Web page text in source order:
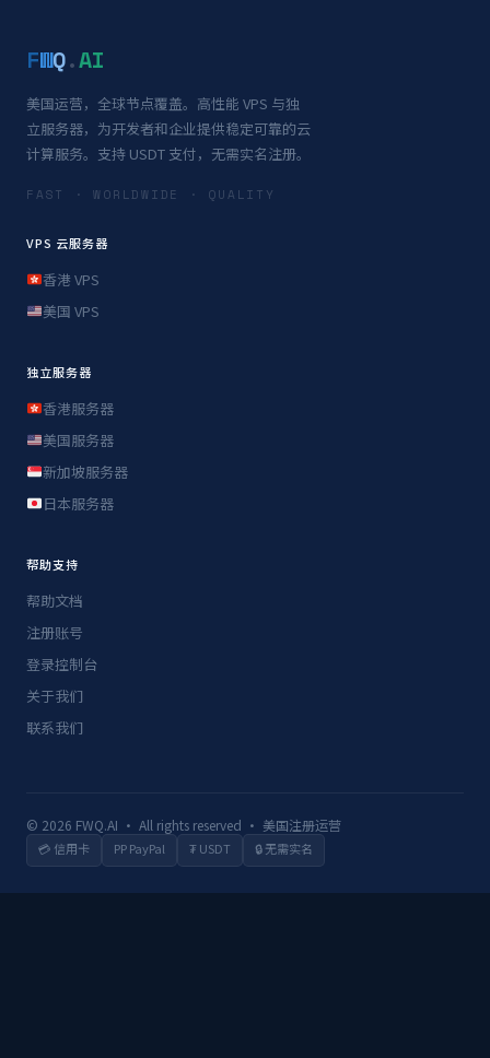
FWQ.AI
美国运营，全球节点覆盖。高性能 VPS 与独
立服务器，为开发者和企业提供稳定可靠的云
计算服务。支持 USDT 支付，无需实名注册。
FAST · WORLDWIDE · QUALITY
VPS 云服务器
香港 VPS
美国 VPS
独立服务器
香港服务器
美国服务器
新加坡服务器
日本服务器
帮助支持
帮助文档
注册账号
登录控制台
关于我们
联系我们
© 2026 FWQ.AI · All rights reserved · 美国注册运营
💳 信用卡 PP PayPal ₮ USDT 🔒 无需实名